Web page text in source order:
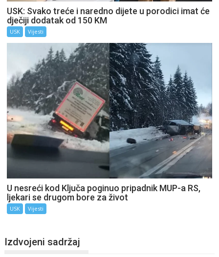
USK: Svako treće i naredno dijete u porodici imat će
dječiji dodatak od 150 KM
USK Vijesti
U nesreći kod Ključa poginuo pripadnik MUP-a RS,
ljekari se drugom bore za život
USK Vijesti
Izdvojeni sadržaj